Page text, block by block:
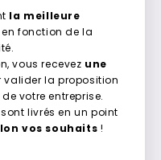
la meilleure
en fonction de la
vous recevez une
valider la proposition
votre entreprise.
livrés en un point
vos souhaits !